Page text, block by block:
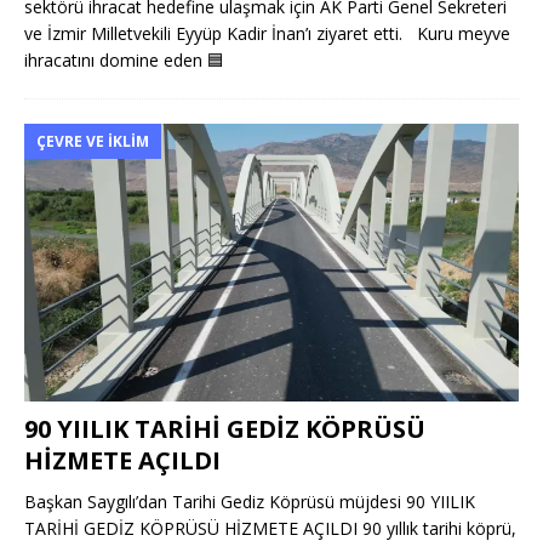
sektörü ihracat hedefine ulaşmak için AK Parti Genel Sekreteri
ve İzmir Milletvekili Eyyüp Kadir İnan’ı ziyaret etti. Kuru meyve
ihracatını domine eden 🟦
ÇEVRE VE İKLIM
90 YIILIK TARİHİ GEDİZ KÖPRÜSÜ
HİZMETE AÇILDI
Başkan Saygılı’dan Tarihi Gediz Köprüsü müjdesi 90 YIILIK
TARİHİ GEDİZ KÖPRÜSÜ HİZMETE AÇILDI 90 yıllık tarihi köprü,